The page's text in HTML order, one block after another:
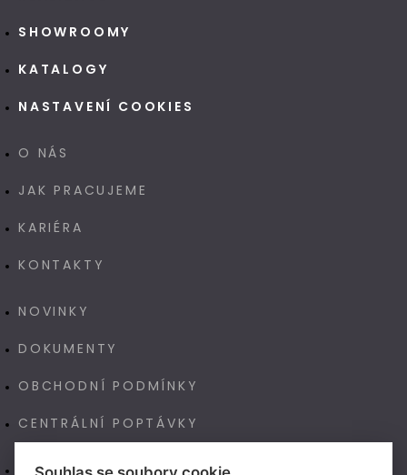
SHOWROOMY
KATALOGY
NASTAVENÍ COOKIES
O NÁS
JAK PRACUJEME
KARIÉRA
KONTAKTY
NOVINKY
DOKUMENTY
OBCHODNÍ PODMÍNKY
CENTRÁLNÍ POPTÁVKY
E-SHOP